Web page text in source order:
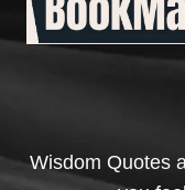
Wisdom Quotes